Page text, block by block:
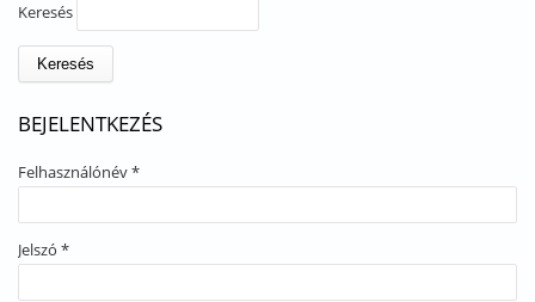
Keresés
BEJELENTKEZÉS
Felhasználónév*
Jelszó *